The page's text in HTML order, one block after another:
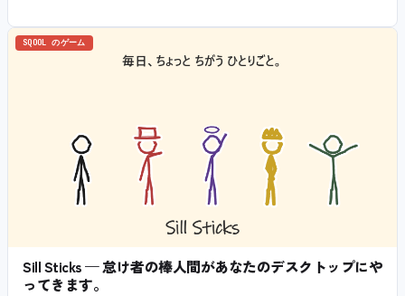
SQOOL のゲーム
Sill Sticks — 怠け者の棒人間があなたのデスクトップにや
ってきます。